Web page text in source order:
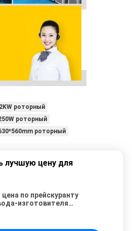
роторный
роторный
роторный
лучшую цену для
цена по прейскуранту
изготовителя